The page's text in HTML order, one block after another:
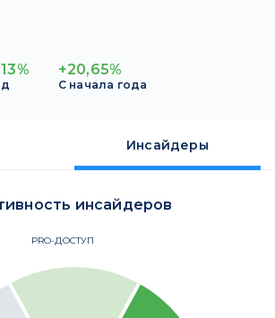
+20,65%
С начала года
Инсайдеры
инсайдеров
PRO-ДОСТУП